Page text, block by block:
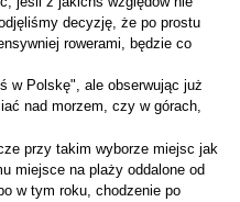
decyzję, że po prostu
rowerami, będzie co
w Polskę", ale obserwując już
nad morzem, czy w górach,
przy takim wyborze miejsc jak
miejsce na plaży oddalone od
w tym roku, chodzenie po